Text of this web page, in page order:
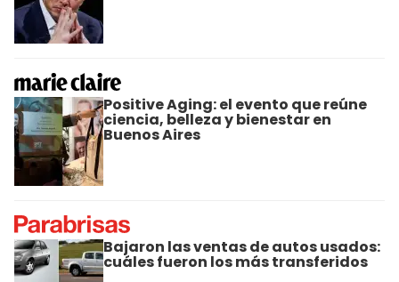
Positive Aging: el evento que reúne
ciencia, belleza y bienestar en
Buenos Aires
Bajaron las ventas de autos usados:
cuáles fueron los más transferidos